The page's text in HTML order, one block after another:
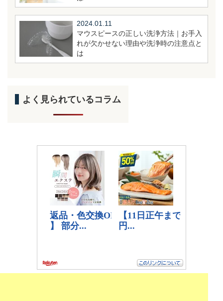
2024.01.11
マウスピースの正しい洗浄方法｜お手入
れが欠かせない理由や洗浄時の注意点と
は
よく見られているコラム